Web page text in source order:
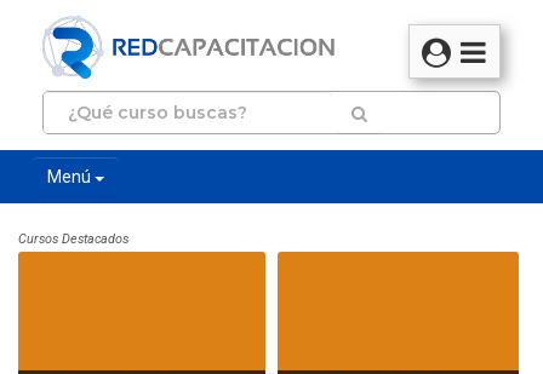
Menú
Cursos Destacados